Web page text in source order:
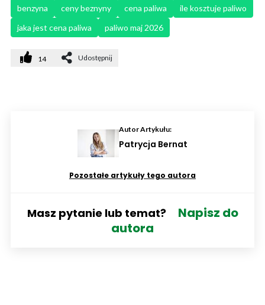
benzyna ceny beznyny cena paliwa
ile kosztuje paliwo
jaka jest cena paliwa
paliwo maj 2026
14 Udostępnij
Autor Artykułu:
Patrycja Bernat
Pozostałe artykuły tego autora
Masz pytanie lub temat?
Napisz do
autora